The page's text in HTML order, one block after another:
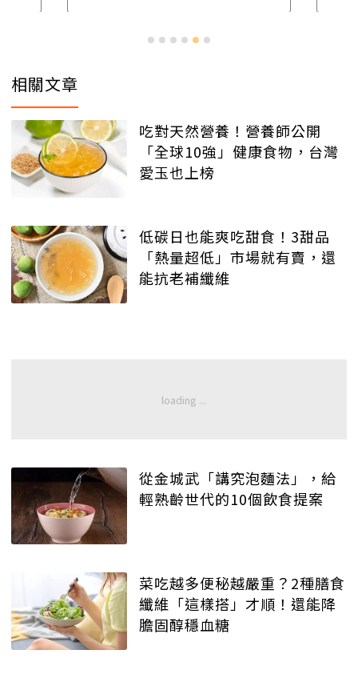
相關文章
吃對天然營養！營養師公開
「全球10強」健康食物，台灣
愛玉也上榜
低碳日也能爽吃甜食！3甜品
「熱量超低」市場就有賣，還
能抗老補纖維
從金城武「講究泡麵法」，給
輕熟齡世代的10個飲食提案
菜吃越多便秘越嚴重？2種膳食
纖維「這樣搭」才順！還能降
膽固醇穩血糖